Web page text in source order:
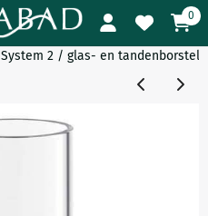
gesloten. 0
System 2 / glas- en tandenborstel